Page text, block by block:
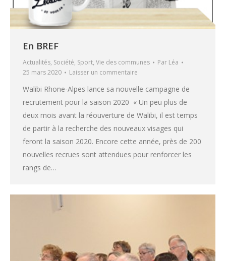
En BREF
Actualités, Société, Sport, Vie des communes Par Léa
25 mars 2020
Laisser un commentaire
Walibi Rhone-Alpes lance sa nouvelle campagne de
recrutement pour la saison 2020 « Un peu plus de
deux mois avant la réouverture de Walibi, il est temps
de partir à la recherche des nouveaux visages qui
feront la saison 2020. Encore cette année, près de 200
nouvelles recrues sont attendues pour renforcer les
rangs de…